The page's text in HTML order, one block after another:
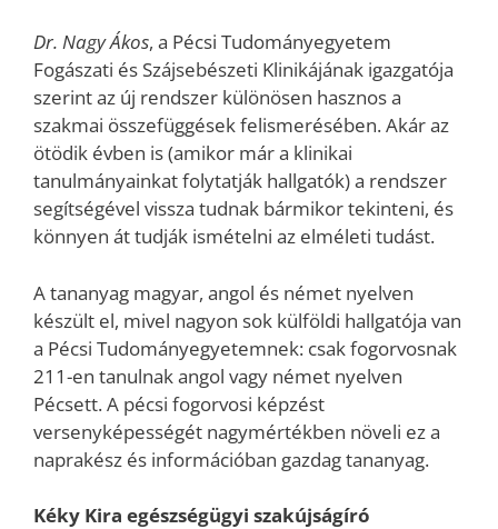
Dr. Nagy Ákos, a Pécsi Tudományegyetem
Fogászati és Szájsebészeti Klinikájának igazgatója
szerint az új rendszer különösen hasznos a
szakmai összefüggések felismerésében. Akár az
ötödik évben is (amikor már a klinikai
tanulmányainkat folytatják hallgatók) a rendszer
segítségével vissza tudnak bármikor tekinteni, és
könnyen át tudják ismételni az elméleti tudást.
A tananyag magyar, angol és német nyelven
készült el, mivel nagyon sok külföldi hallgatója van
a Pécsi Tudományegyetemnek: csak fogorvosnak
211-en tanulnak angol vagy német nyelven
Pécsett. A pécsi fogorvosi képzést
versenyképességét nagymértékben növeli ez a
naprakész és információban gazdag tananyag.
Kéky Kira egészségügyi szakújságíró